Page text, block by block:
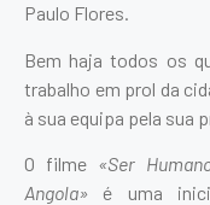
Paulo Flores.
Bem haja todos os
trabalho em prol da
à sua equipa pela sua
O filme «Ser
Angola» é uma